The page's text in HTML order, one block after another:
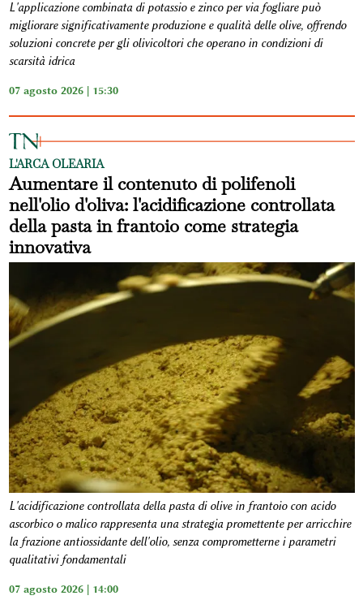
L'applicazione combinata di potassio e zinco per via fogliare può
migliorare significativamente produzione e qualità delle olive, offrendo
soluzioni concrete per gli olivicoltori che operano in condizioni di
scarsità idrica
07 agosto 2026 | 15:30
L'ARCA OLEARIA
Aumentare il contenuto di polifenoli
nell'olio d'oliva: l'acidificazione controllata
della pasta in frantoio come strategia
innovativa
L'acidificazione controllata della pasta di olive in frantoio con acido
ascorbico o malico rappresenta una strategia promettente per arricchire
la frazione antiossidante dell'olio, senza comprometterne i parametri
qualitativi fondamentali
07 agosto 2026 | 14:00